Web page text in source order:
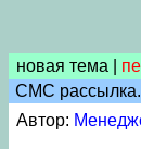
новая тема
СМС рассылка.
Автор: